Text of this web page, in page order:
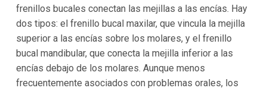
frenillos bucales conectan las mejillas a las encías. Hay
dos tipos: el frenillo bucal maxilar, que vincula la mejilla
superior a las encías sobre los molares, y el frenillo
bucal mandibular, que conecta la mejilla inferior a las
encías debajo de los molares. Aunque menos
frecuentemente asociados con problemas orales, los